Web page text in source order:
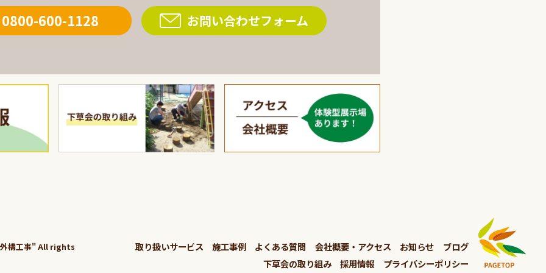
0800-600-1128 お問い合わせフォーム
構工事" All rights 取り扱いサービス 施工事例 よくある質問 会社概要・アクセス お知らせ
ブログ
下草会の取り組み
採用情報 プライバシーポリシー